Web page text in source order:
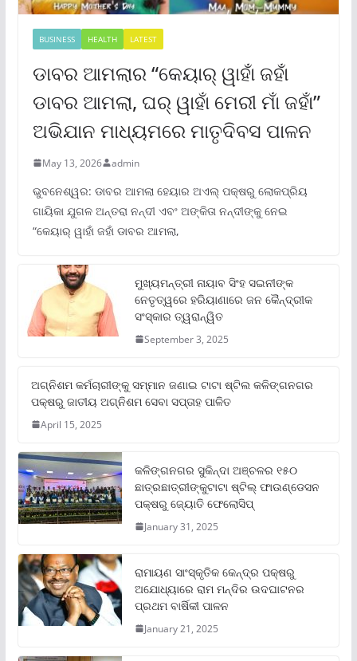
BUSINESS HEALTH LATEST
ଡାବର ଆମଲାର “କେୟାର୍ ୱାହାଁ ଜହାଁ
ଡାବର ଆମଲା, ଘର୍ ୱାହାଁ ମେରୀ ମାଁ ଜହାଁ”
ଅଭିଯାନ ମାଧ୍ୟମରେ ମାତୃଦିବସ ପାଳନ
May 13, 2026 admin
ଭୁବନେଶ୍ୱର: ଡାବର ଆମଲା ହେୟାର ଅଏଲ୍ ପକ୍ଷରୁ ଲୋକପ୍ରିୟ
ଗାୟିକା ଯୁଗଳ ଅନ୍ତରା ନନ୍ଦୀ ଏବଂ ଅଙ୍କିତା ନନ୍ଦୀଙ୍କୁ ନେଇ
“କେୟାର୍ ୱାହାଁ ଜହାଁ ଡାବର ଆମଲା,
ମୁଖ୍ୟମନ୍ତ୍ରୀ ନାୟାବ ସିଂହ ସଇନୀଙ୍କ
ନେତୃତ୍ୱରେ ହରିୟାଣାରେ ଜନ କୈନ୍ଦ୍ରୀକ
ସଂସ୍କାର ତ୍ୱରାନ୍ୱିତ
September 3, 2025
ଅଗ୍ନିଶମ କର୍ମଚାରୀଙ୍କୁ ସମ୍ମାନ ଜଣାଇ ଟାଟା ଷ୍ଟିଲ କଳିଙ୍ଗନଗର
ପକ୍ଷରୁ ଜାତୀୟ ଅଗ୍ନିଶମ ସେବା ସପ୍ତାହ ପାଳିତ
April 15, 2025
କଳିଙ୍ଗନଗର ସୁକିନ୍ଦା ଅଞ୍ଚଳର ୧୫୦
ଛାତ୍ରଛାତ୍ରୀଙ୍କୁଟାଟା ଷ୍ଟିଲ୍ ଫାଉଣ୍ଡେସନ
ପକ୍ଷରୁ ଜ୍ୟୋତି ଫେଲୋସିପ୍‌
January 31, 2025
ରାମାୟଣ ସାଂସ୍କୃତିକ କେନ୍ଦ୍ର ପକ୍ଷରୁ
ଅଯୋଧ୍ୟାରେ ରାମ ମନ୍ଦିର ଉଦଘାଟନର
ପ୍ରଥମ ବାର୍ଷିକୀ ପାଳନ
January 21, 2025